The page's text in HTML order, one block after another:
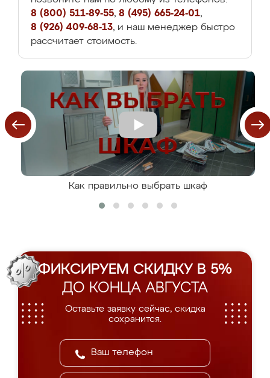
8 (800) 511-89-55, 8 (495) 665-24-01,
8 (926) 409-68-13, и наш менеджер быстро
рассчитает стоимость.
Как правильно выбрать шкаф
ФИКСИРУЕМ СКИДКУ В 5%
ДО КОНЦА АВГУСТА
Оставьте заявку сейчас, скидка
сохранится.